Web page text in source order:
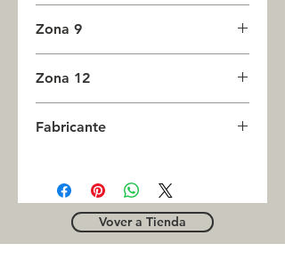
Zona 9
Zona 12
Fabricante
Vover a Tienda